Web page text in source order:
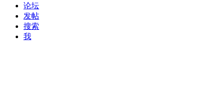
论坛
发帖
搜索
我